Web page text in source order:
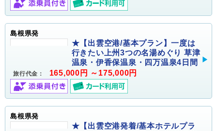
島根県発
★【出雲空港/基本プラン】一度は
行きたい上州3つの名湯めぐり 草津
温泉・伊香保温泉・四万温泉4日間
旅行代金： 165,000円 ～175,000円
島根県発
★【出雲空港発着/基本ホテルプラ